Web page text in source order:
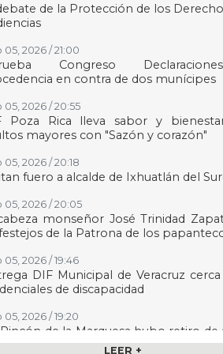
de la Protección de los
05, 2026 / 21:00
Congreso
en contra de dos munícipes
05, 2026 / 20:55
Poza Rica lleva sabor y
mayores con "Sazón y corazón"
05, 2026 / 20:18
fuero a alcalde de Ixhuatlán del
05, 2026 / 20:05
monseñor José Trinidad
de la Patrona de los
05, 2026 / 19:46
DIF Municipal de Veracruz
de discapacidad
05, 2026 / 19:20
de la Marquesa hubo retiro de
representar riesgos; no es tala ilegal
LEER +